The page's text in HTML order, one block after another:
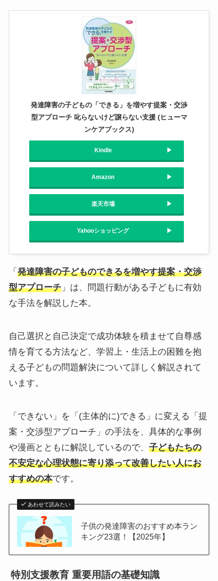
発達障害の子どもの「できる」を増やす提案・交渉
型アプローチ 叱らないけど譲らない支援 (ヒューマ
ンケアブックス)
Kindle
Amazon
楽天市場
Yahooショッピング
「 発達障害の子どものできるを増やす提案・交渉
型アプローチ」は、問題行動がある子どもに有効
な手法を解説した本。
自己選択と自己決定で成功体験を積ませて自尊感
情を育てる方法など、学習上・生活上の困難を抱
える子どもの問題解決について詳しく解説されて
います。
「できない」を「(主体的に)できる」に変える「提
案・交渉型アプローチ」の手法を、具体的な事例
や漫画とともに解説しているので、 子どもたちの
不安定な心理状態に寄り添って改善したい人にお
すすめの本です。
あわせて読みたい
子供の発達障害のおすすめ本ラン
キング23選！【2025年】
特別支援教育 重要用語の基礎知識